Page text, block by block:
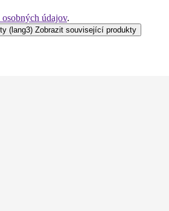
údajov.
(lang3) Zobrazit související produkty